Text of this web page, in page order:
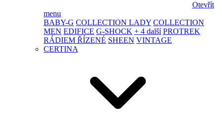
Otevřít
menu
BABY-G COLLECTION LADY COLLECTION
MEN EDIFICE G-SHOCK + 4 další PROTREK
RÁDIEM ŘÍZENÉ SHEEN VINTAGE
CERTINA